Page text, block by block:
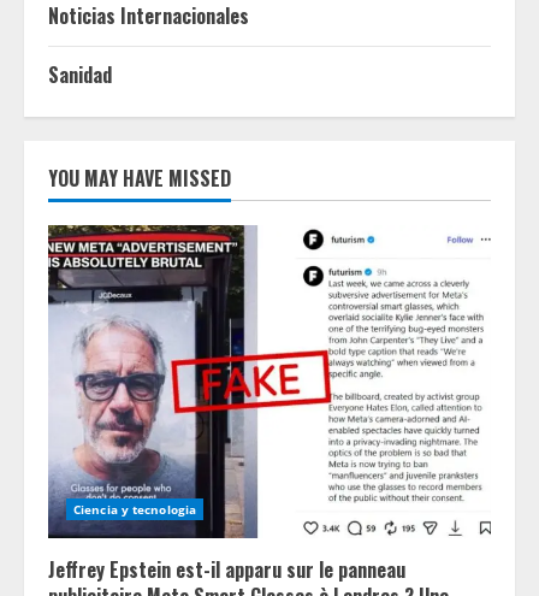
Noticias Internacionales
Sanidad
YOU MAY HAVE MISSED
Ciencia y tecnologia
Jeffrey Epstein est-il apparu sur le panneau